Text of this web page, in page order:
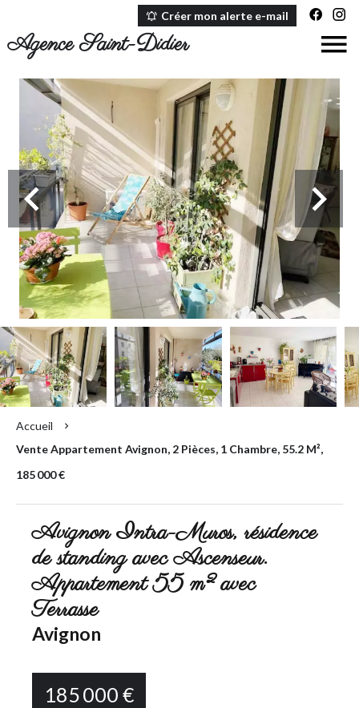
Agence Saint-Didier
Créer mon alerte e-mail
Accueil
Vente Appartement Avignon, 2 Pièces, 1 Chambre, 55.2 M²,
185 000 €
Avignon Intra-Muros, résidence
de standing avec Ascenseur.
Appartement 55 m² avec
Terrasse
Avignon
185 000 €